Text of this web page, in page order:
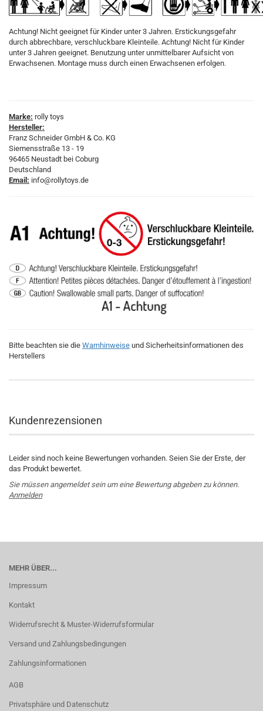
Achtung! Nicht geeignet für Kinder unter 3 Jahren. Erstickungsgefahr
durch abbrechbare, verschluckbare Kleinteile. Achtung! Nicht für Kinder
unter 3 Jahren geeignet. Benutzung unter unmittelbarer Aufsicht von
Erwachsenen. Montage muss durch einen Erwachsenen erfolgen.
Marke: rolly toys
Hersteller:
Franz Schneider GmbH & Co. KG
Siemensstraße 13 - 19
96465 Neustadt bei Coburg
Deutschland
Email: info@rollytoys.de
Bitte beachten sie die Warnhinweise und Sicherheitsinformationen des
Herstellers
Kundenrezensionen
Leider sind noch keine Bewertungen vorhanden. Seien Sie der Erste, der
das Produkt bewertet.
Sie müssen angemeldet sein um eine Bewertung abgeben zu können.
Anmelden
MEHR ÜBER...
Impressum
Kontakt
Widerrufsrecht & Muster-Widerrufsformular
Versand und Zahlungsbedingungen
Zahlungsinformationen
AGB
Privatsphäre und Datenschutz